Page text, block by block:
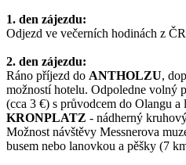
1. den zájezdu:
Odjezd ve večerních hodinách z
2. den zájezdu:
Ráno příjezd do ANTHOLZU,
možností hotelu. Odpoledne volný
(cca 3 €) s průvodcem do Olangu
KRONPLATZ - nádherný
Možnost návštěvy Messnerova
busem nebo lanovkou a pěšky (7